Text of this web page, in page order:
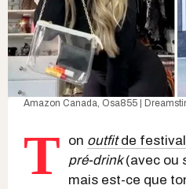
Amazon Canada, Osa855 |
T on outfitde festival
pré-drink(avec ou
mais est-ce que